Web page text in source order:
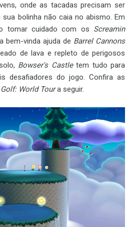
onde as tacadas precisam ser
bolinha não caia no abismo. Em
tomar cuidado com os Screamin
bem-vinda ajuda de Barrel Cannons
de lava e repleto de perigosos
Bowser's Castletem tudo para
desafiadores do jogo. Confira as
World Toura seguir.